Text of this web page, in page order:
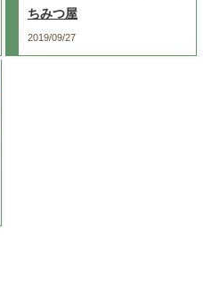
ちみつ屋
2019/09/27